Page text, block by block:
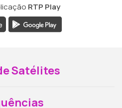
RTP Play
Satélites